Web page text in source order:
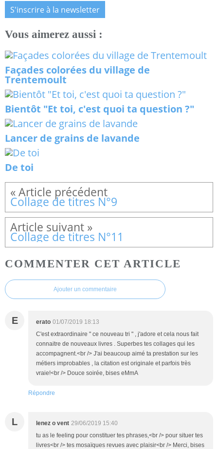
S'inscrire à la newsletter
Vous aimerez aussi :
Façades colorées du village de
Trentemoult
Bientôt "Et toi, c'est quoi ta question ?"
Lancer de grains de lavande
De toi
Collage de titres N°9
Collage de titres N°11
COMMENTER CET ARTICLE
Ajouter un commentaire
E erato 01/07/2019 18:13
C'est extraordinaire " ce nouveau tri " , j'adore et cela nous fait
connaitre de nouveaux livres . Superbes tes collages qui les
accompagnent.<br /> J'ai beaucoup aimé ta prestation sur les
métiers improbables , la citation est originale et parfois très
vraie!<br /> Douce soirée, bises eMmA
Répondre
L lenez o vent 29/06/2019 15:40
tu as le feeling pour constituer tes phrases,<br /> pour situer tes
livres<br /> tes mosaïques revues avec plaisir<br /> Merci, bises